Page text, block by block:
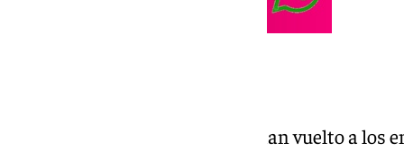
Azpilicueta, Mendy y Nianzou han vuelto a los